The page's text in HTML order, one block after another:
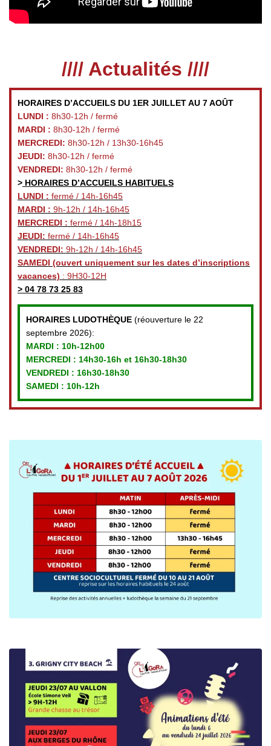
//// Actualités ////
HORAIRES D’ACCUEILS DU 1ER JUILLET AU 7 AOÛT
LUNDI : 8h30-12h / fermé
MARDI : 8h30-12h / fermé
MERCREDI: 8h30-12h / 13h30-16h45
JEUDI: 8h30-12h / fermé
VENDREDI: 8h30-12h / fermé
> HORAIRES D’ACCUEILS HABITUELS
LUNDI : fermé / 14h-16h45
MARDI : 9h-12h / 14h-16h45
MERCREDI : fermé / 14h-18h15
JEUDI: fermé / 14h-16h45
VENDREDI: 9h-12h / 14h-16h45
SAMEDI (ouvert uniquement sur les dates d’inscriptions
vacances) : 9H30-12H
> 04 78 73 25 83
HORAIRES LUDOTHÈQUE (réouverture le 22
septembre 2026):
MARDI : 10h-12h00
MERCREDI : 14h30-16h et 16h30-18h30
VENDREDI : 16h30-18h30
SAMEDI : 10h-12h